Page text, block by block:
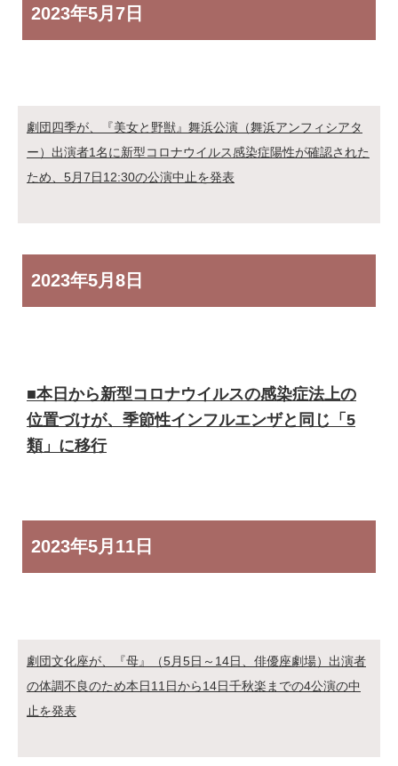
2023年5月7日
劇団四季が、『美女と野獣』舞浜公演（舞浜アンフィシアタ
ー）出演者1名に新型コロナウイルス感染症陽性が確認された
ため、5月7日12:30の公演中止を発表
2023年5月8日
■本日から新型コロナウイルスの感染症法上の
位置づけが、季節性インフルエンザと同じ「5
類」に移行
2023年5月11日
劇団文化座が、『母』（5月5日～14日、俳優座劇場）出演者
の体調不良のため本日11日から14日千秋楽までの4公演の中
止を発表